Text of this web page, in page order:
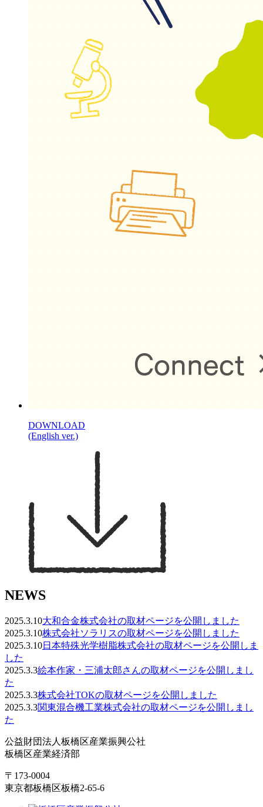
DOWNLOAD
(English ver.)
NEWS
2025.3.10大和合金株式会社の取材ページを公開しました
2025.3.10株式会社ソラリスの取材ページを公開しました
2025.3.10日本特殊光学樹脂株式会社の取材ページを公開しま
した
2025.3.3絵本作家・三浦太郎さんの取材ページを公開しまし
た
2025.3.3株式会社TOKの取材ページを公開しました
2025.3.3関東混合機工業株式会社の取材ページを公開しまし
た
公益財団法人板橋区産業振興公社
板橋区産業経済部
〒173-0004
東京都板橋区板橋2-65-6